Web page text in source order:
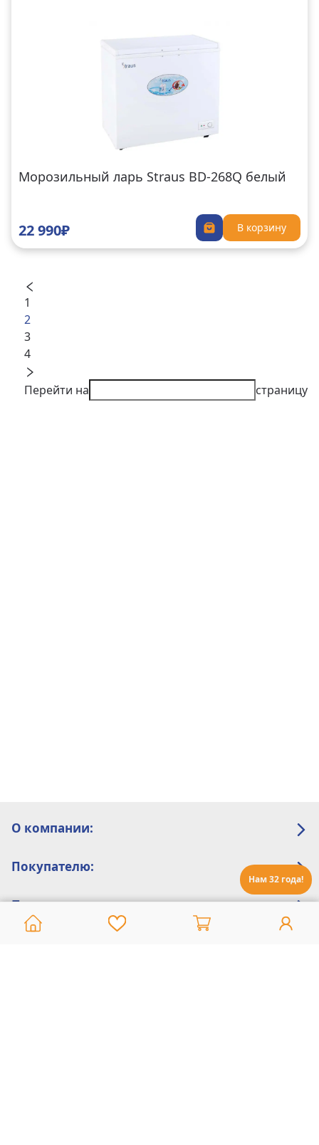
Нам 32 года!
Морозильный ларь Straus BD-268Q белый
22 990₽ В корзину
1
2
3
4
Перейти на страницу
О компании:
Покупателю:
Помощь: